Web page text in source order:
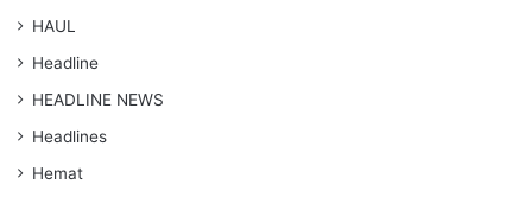
HAUL
Headline
HEADLINE NEWS
Headlines
Hemat